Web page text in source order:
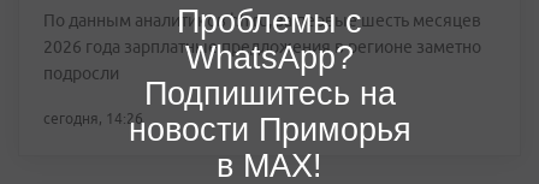
По данным аналитиков hh.ru, за первые шесть месяцев
2026 года зарплатные предложения в регионе заметно
подросли
сегодня, 14:26
Проблемы с
WhatsApp?
Подпишитесь на
новости Приморья
в MAX!